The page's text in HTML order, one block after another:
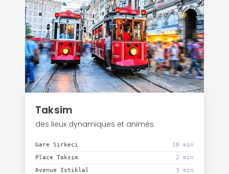
Taksim
des lieux dynamiques et animés
Gare Sirkeci
18 min
Place Taksim
2 min
Avenue Istiklal
3 min